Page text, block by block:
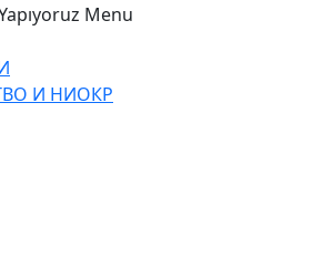
И НИОКР